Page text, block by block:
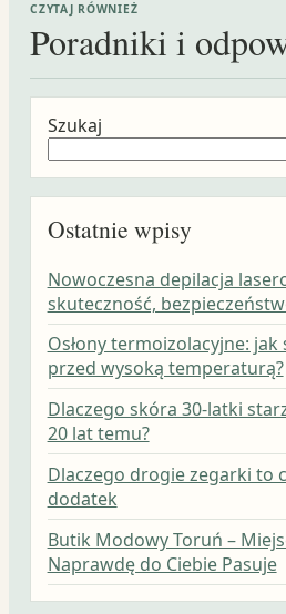
CZYTAJ RÓWNIEŻ
Poradniki i
Szukaj
Ostatnie wpisy
Nowoczesna depilacja
skuteczność,
Osłony termoizolacyjne:
przed wysoką temperaturą?
Dlaczego skóra 30-latki
20 lat temu?
Dlaczego drogie zegarki to
dodatek
Butik Modowy Toruń –
Naprawdę do Ciebie Pasuje